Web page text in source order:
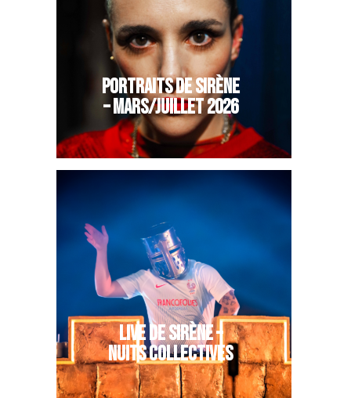
PORTRAITS DE SIRÈNE
– MARS/JUILLET 2026
LIVE DE SIRÈNE –
NUITS COLLECTIVES